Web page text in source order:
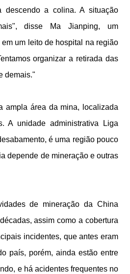
descendo a colina. A situação
disse Ma Jianping, um
um leito de hospital na região
organizar a retirada das
demais."
ampla área da mina, localizada
A unidade administrativa Liga
é uma região pouco
depende de mineração e outras
de mineração da China
assim como a cobertura
incidentes, que antes eram
país, porém, ainda estão entre
e há acidentes frequentes no